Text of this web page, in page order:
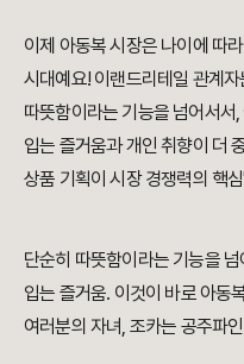
이제 아동복 시장은 나이에 따
시대예요! 이랜드리테일 관계
따뜻함이라는 기능을 넘어서
입는 즐거움과 개인 취향이 더
상품 기획이 시장 경쟁력의 핵
단순히 따뜻함이라는 기능을
입는 즐거움. 이것이 바로 아동
여러분의 자녀, 조카는 공주파